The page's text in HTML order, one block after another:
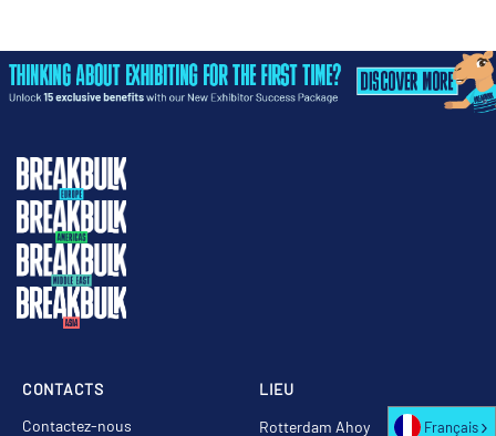
LIEU
Rotterdam Ahoy
CONTACTS
Contactez-nous
Français